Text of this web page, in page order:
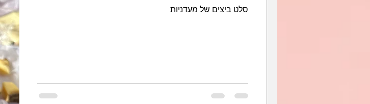
סלט ביצים של מעדניות